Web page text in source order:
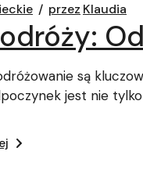
przez Klaudia
są
jest nie